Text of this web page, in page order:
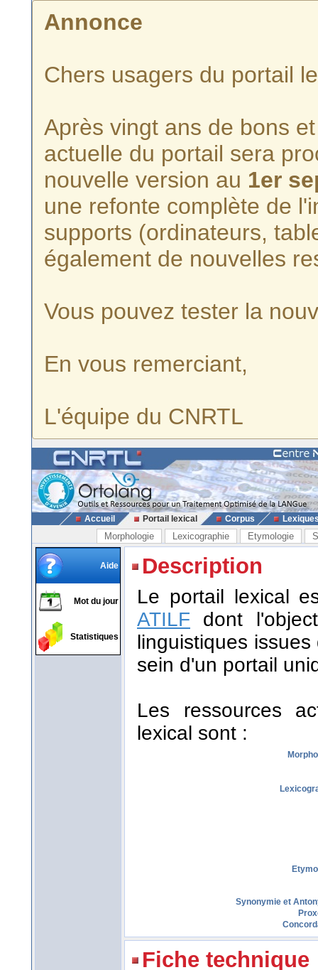
Annonce
Chers usagers du portail
Après vingt ans de bons
actuelle du portail sera
nouvelle version au 1er
une refonte complète de
supports (ordinateurs,
également de nouvelles
Vous pouvez tester la
En vous remerciant,
L'équipe du CNRTL
Accueil Portail lexical Corpus
Morphologie Lexicographie Etymologie
Aide
Mot du jour
Statistiques
Description
Le portail lexical
ATILF dont
linguistiques
sein d'un portail
Les ressources
lexical sont :
Synonymie et
Fiche technique